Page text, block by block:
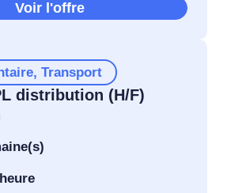
Voir l'offre
, Transport
distribution (H/F)